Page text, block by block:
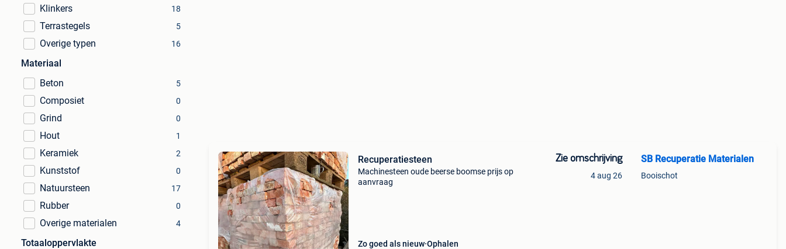
Klinkers
18
Terrastegels 5
Overige typen 16
Materiaal
Beton
5
Composiet 0
Grind 0
Hout 1
Keramiek 2
Kunststof 0
Natuursteen 17
Rubber 0
Overige materialen 4
Totaaloppervlakte
Recuperatiesteen
Machinesteen oude beerse boomse prijs op
aanvraag
Zo goed als nieuw Ophalen
Zie omschrijving
4 aug 26
SB Recuperatie Materialen
Booischot